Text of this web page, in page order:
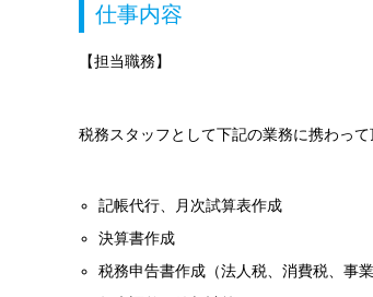
仕事内容
【担当職務】
税務スタッフとして下記の業務に携わって
記帳代行、月次試算表作成
決算書作成
税務申告書作成（法人税、消費税、事業